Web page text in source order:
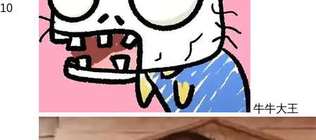
10
牛牛大王